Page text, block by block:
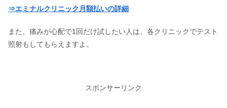
⇒エミナルクリニック月額払いの詳細
また、痛みが心配で1回だけ試したい人は、各クリニックでテスト
照射もしてもらえますよ。
スポンサーリンク